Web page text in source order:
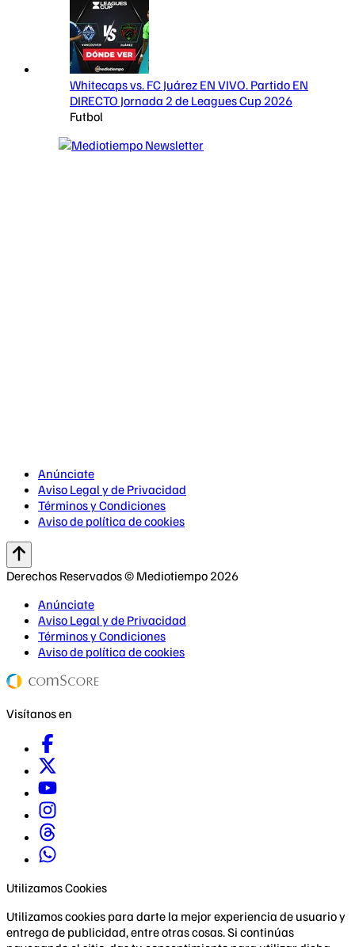
Whitecaps vs. FC Juárez EN VIVO. Partido EN
DIRECTO Jornada 2 de Leagues Cup 2026
Futbol
Anúnciate
Aviso Legal y de Privacidad
Términos y Condiciones
Aviso de política de cookies
Derechos Reservados © Mediotiempo 2026
Anúnciate
Aviso Legal y de Privacidad
Términos y Condiciones
Aviso de política de cookies
Visítanos en
Utilizamos Cookies
Utilizamos cookies para darte la mejor experiencia de usuario y
entrega de publicidad, entre otras cosas. Si continúas